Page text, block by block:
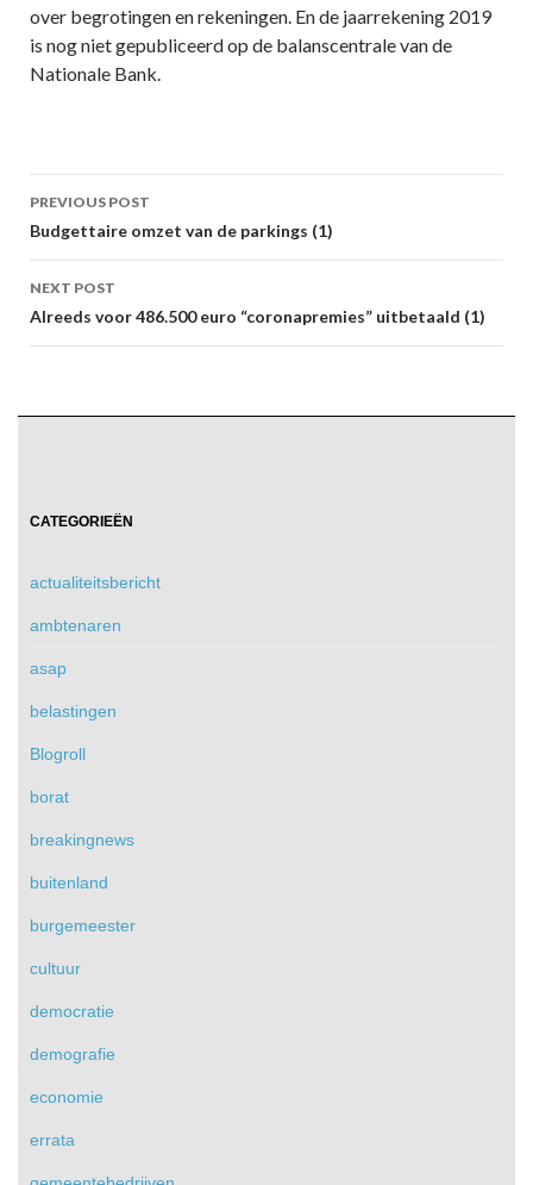
over begrotingen en rekeningen. En de jaarrekening 2019
is nog niet gepubliceerd op de balanscentrale van de
Nationale Bank.
Post
navigation
PREVIOUS POST
Budgettaire omzet van de parkings (1)
NEXT POST
Alreeds voor 486.500 euro “coronapremies” uitbetaald (1)
CATEGORIEËN
actualiteitsbericht
ambtenaren
asap
belastingen
Blogroll
borat
breakingnews
buitenland
burgemeester
cultuur
democratie
demografie
economie
errata